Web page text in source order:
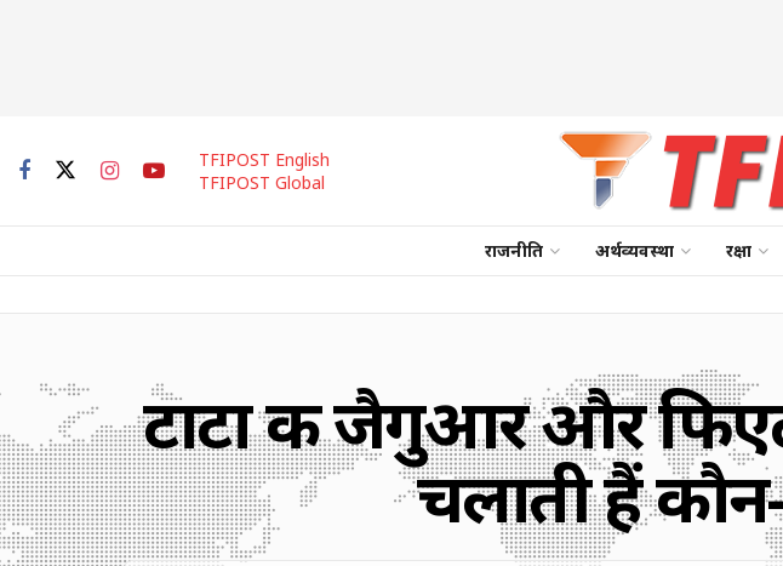
TFIPOST English
TFIPOST Global
राजनीति अर्थव्यवस्था रक्षा
टाटा की जैगुआर और
चलाती हैं